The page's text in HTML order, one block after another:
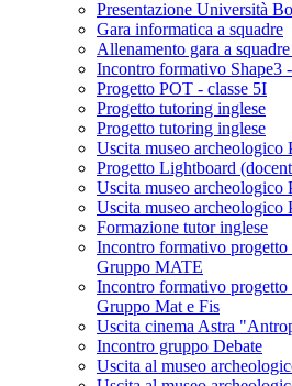
Presentazione Università
Gara informatica a squadre
Allenamento gara a
Incontro formativo Shape3
Progetto POT - classe 5I
Progetto tutoring inglese
Progetto tutoring inglese
Uscita museo archeologico
Progetto Lightboard
Uscita museo archeologico
Uscita museo archeologico
Formazione tutor inglese
Incontro formativo
Gruppo MATE
Incontro formativo
Gruppo Mat e Fis
Uscita cinema Astra
Incontro gruppo Debate
Uscita al museo